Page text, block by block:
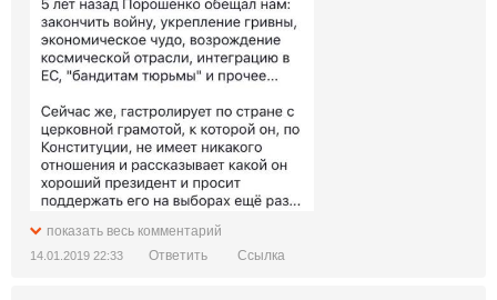
показать весь комментарий
14.01.2019 22:33 Ответить Ссылка